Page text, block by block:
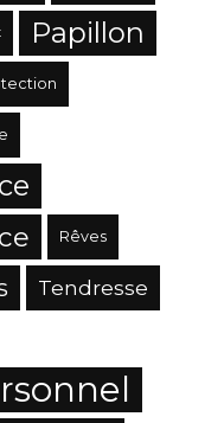
Papillon
Rêves
Tendresse